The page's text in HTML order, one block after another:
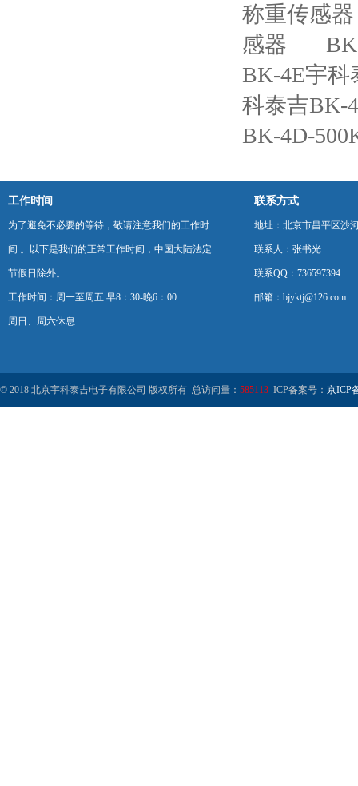
称重传感器
感器
BK-4E宇科
科泰吉BK-
BK-4D-
工作时间
为了避免不必要的等待，敬请注意我们的工作时
间 。以下是我们的正常工作时间，中国大陆法定
节假日除外。
工作时间：周一至周五 早8：30-晚6：00
周日、周六休息
联系方式
地址：北京市昌平区沙
联系人：张书光
联系QQ：736597394
邮箱：bjyktj@126.com
© 2018 北京宇科泰吉电子有限公司 版权所有 总访问量： 585113 ICP备案号： 京ICP